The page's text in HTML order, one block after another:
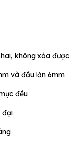
không xóa được
và đầu lớn 6mm
đều
đại